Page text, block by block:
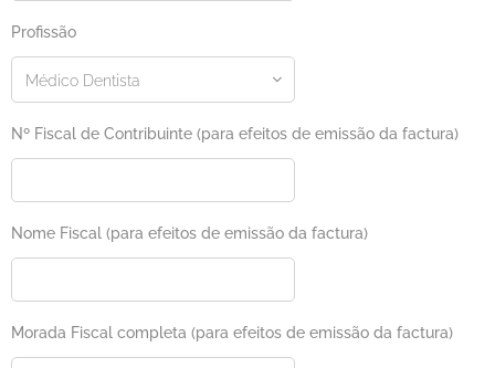
Profissão
Nº Fiscal de Contribuinte (para efeitos de emissão da factura)
Nome Fiscal (para efeitos de emissão da factura)
Morada Fiscal completa (para efeitos de emissão da factura)